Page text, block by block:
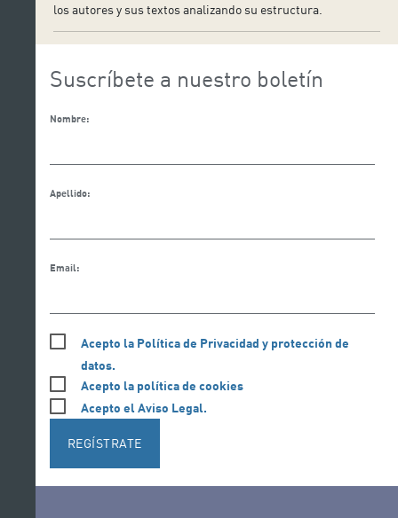
los autores y sus textos analizando su estructura.
Suscríbete a nuestro boletín
Nombre:
Apellido:
Email:
Acepto la Política de Privacidad y protección de
datos.
Acepto la política de cookies
Acepto el Aviso Legal.
REGÍSTRATE